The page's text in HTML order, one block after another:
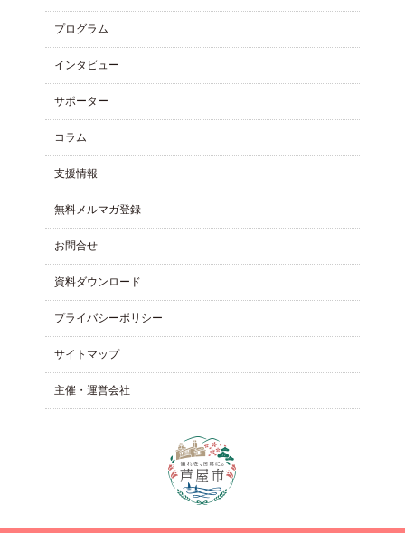
プログラム
インタビュー
サポーター
コラム
⽀援情報
無料メルマガ登録
お問合せ
資料ダウンロード
プライバシーポリシー
サイトマップ
主催・運営会社